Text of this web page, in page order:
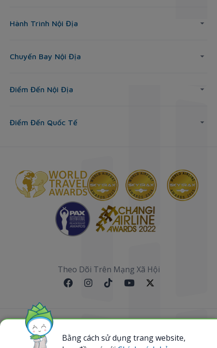
Hành Trình Nội Địa
Chuyến Bay Nội Địa
Điểm Đến Nội Địa
Điểm Đến Quốc Tế
Theo Dõi Trên Mạng Xã Hội
Sơ đồ website
Bằng cách sử dụng trang website,